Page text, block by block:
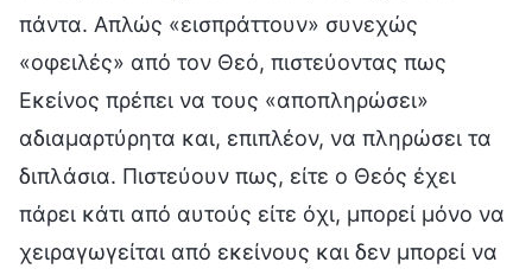
πάντα. Απλώς «εισπράττουν» συνεχώς
«οφειλές» από τον Θεό, πιστεύοντας πως
Εκείνος πρέπει να τους «αποπληρώσει»
αδιαμαρτύρητα και, επιπλέον, να πληρώσει τα
διπλάσια. Πιστεύουν πως, είτε ο Θεός έχει
πάρει κάτι από αυτούς είτε όχι, μπορεί μόνο να
χειραγωγείται από εκείνους και δεν μπορεί να